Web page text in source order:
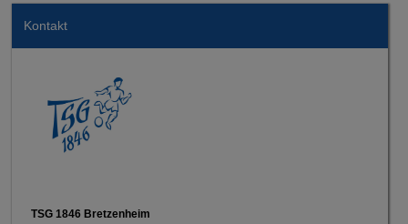
Kontakt
TSG 1846 Bretzenheim